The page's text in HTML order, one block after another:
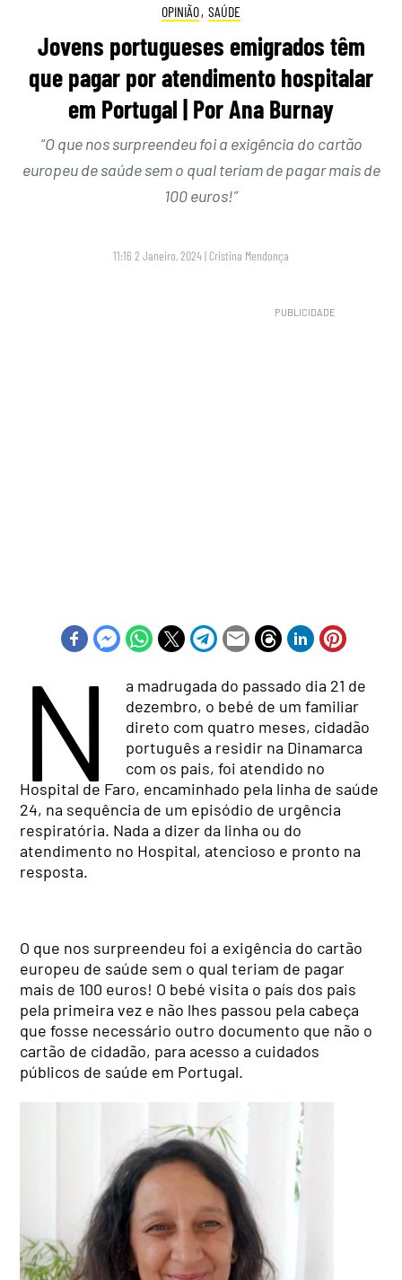
OPINIÃO, SAÚDE
Jovens portugueses emigrados têm
que pagar por atendimento hospitalar
em Portugal | Por Ana Burnay
“O que nos surpreendeu foi a exigência do cartão
europeu de saúde sem o qual teriam de pagar mais de
100 euros!”
11:16 2 Janeiro, 2024| Cristina Mendonça
N
a madrugada do passado dia 21 de
dezembro, o bebé de um familiar
direto com quatro meses, cidadão
português a residir na Dinamarca
com os pais, foi atendido no
Hospital de Faro, encaminhado pela linha de saúde
24, na sequência de um episódio de urgência
respiratória. Nada a dizer da linha ou do
atendimento no Hospital, atencioso e pronto na
resposta.
O que nos surpreendeu foi a exigência do cartão
europeu de saúde sem o qual teriam de pagar
mais de 100 euros! O bebé visita o país dos pais
pela primeira vez e não lhes passou pela cabeça
que fosse necessário outro documento que não o
cartão de cidadão, para acesso a cuidados
públicos de saúde em Portugal.